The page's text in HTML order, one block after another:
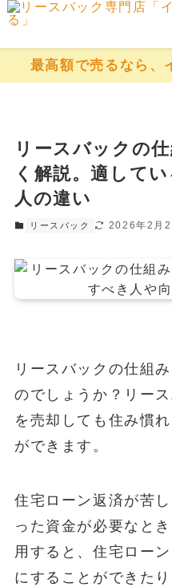
最高額で売るなら、
リースバックの
く解説。適して
人の違い
リースバック 2026年2月
リースバックの仕組
のでしょうか？リー
を売却しても住み慣
ができます。
住宅ローン返済が苦
った資金が必要なと
用すると、住宅ロー
にすることができた